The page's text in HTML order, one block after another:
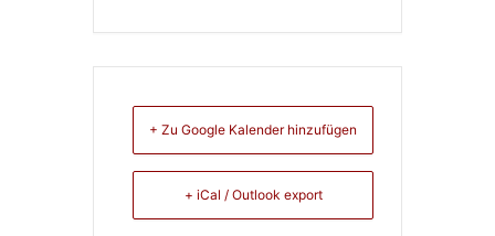
+ Zu Google Kalender hinzufügen
+ iCal / Outlook export